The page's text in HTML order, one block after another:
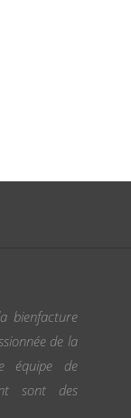
bienfacture
de la
équipe de
sont des